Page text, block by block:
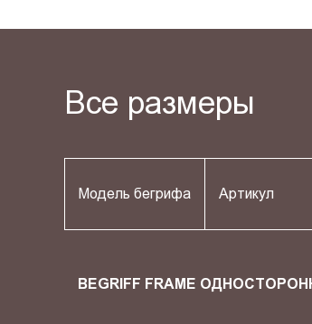
Все размеры
Модель бегрифа Артикул
BEGRIFF FRAME